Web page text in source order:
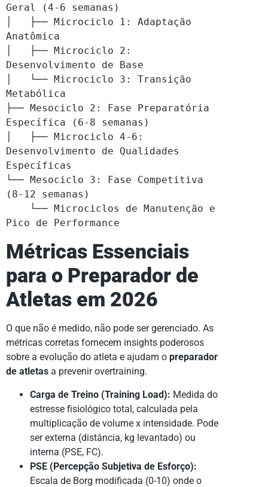
Geral (4-6 semanas)
│   ├── Microciclo 1: Adaptação
Anatômica
│   ├── Microciclo 2:
Desenvolvimento de Base
│   └── Microciclo 3: Transição
Metabólica
├── Mesociclo 2: Fase Preparatória
Específica (6-8 semanas)
│   ├── Microciclo 4-6:
Desenvolvimento de Qualidades
Específicas
└── Mesociclo 3: Fase Competitiva
(8-12 semanas)
Pico de Performance
Métricas Essenciais
para o Preparador de
Atletas em 2026
O que não é medido, não pode ser gerenciado. As
métricas corretas fornecem insights poderosos
sobre a evolução do atleta e ajudam o preparador
de atletas a prevenir overtraining.
Carga de Treino (Training Load): Medida do
estresse fisiológico total, calculada pela
multiplicação de volume x intensidade. Pode
ser externa (distância, kg levantado) ou
interna (PSE, FC).
PSE (Percepção Subjetiva de Esforço):
Escala de Borg modificada (0-10) onde o